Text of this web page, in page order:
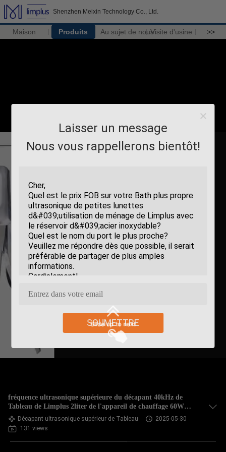
Shenzhen Meixin Technology Co., Ltd.
Maison Produits Au sujet de nousVisite d'usine >>
Laisser un message
Nous vous rappellerons bientôt!
SOUMETTRE
fréquence ultrasonique supérieure du décapant 40kHz de
Tableau de Limplus 2liter de l'appareil de chauffage 60W
pour la montre de lunettes
Décapant ultrasonique supérieur de Tableau
2025-05-30
131 views